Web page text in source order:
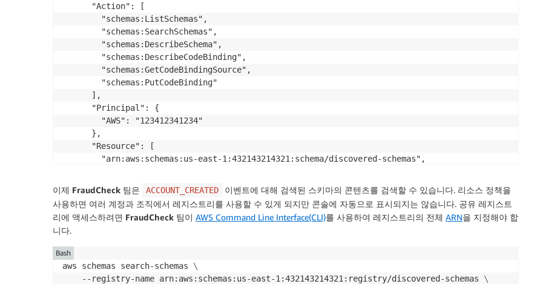
      "Action": [
        "schemas:ListSchemas",
        "schemas:SearchSchemas",
        "schemas:DescribeSchema",
        "schemas:DescribeCodeBinding",
        "schemas:GetCodeBindingSource",
        "schemas:PutCodeBinding"
      ],
      "Principal": {
        "AWS": "123412341234"
      },
      "Resource": [
        "arn:aws:schemas:us-east-1:432143214321:schema/discovered-schemas",
    }
  ]
이제 FraudCheck 팀은 ACCOUNT_CREATED
이벤트에 대해 검색된 스키마의 콘텐츠를 검색할 수 있습니다. 리소스 정책을
사용하면 여러 계정과 조직에서 레지스트리를 사용할 수 있게 되지만 콘솔에 자동으로 표시되지는 않습니다. 공유 레지스트
리에 액세스하려면 FraudCheck 팀이 AWS Command Line Interface(CLI)를 사용하여 레지스트리의 전체 ARN을 지정해야 합
니다.
aws schemas search-schemas \
    --registry-name arn:aws:schemas:us-east-1:432143214321:registry/discovered-schemas
\
Bash